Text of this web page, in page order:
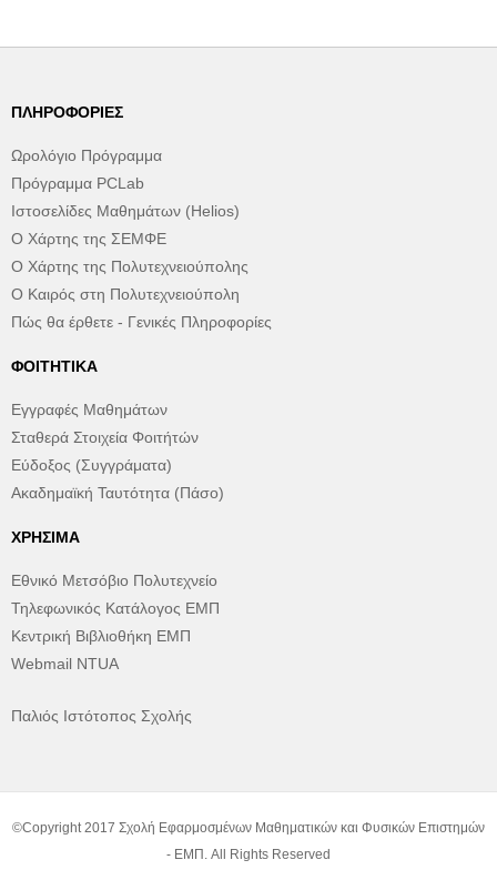
ΠΛΗΡΟΦΟΡΊΕΣ
Ωρολόγιο Πρόγραμμα
Πρόγραμμα PCLab
Ιστοσελίδες Μαθημάτων (Helios)
Ο Χάρτης της ΣΕΜΦΕ
Ο Χάρτης της Πολυτεχνειούπολης
Ο Καιρός στη Πολυτεχνειούπολη
Πώς θα έρθετε - Γενικές Πληροφορίες
ΦΟΙΤΗΤΙΚΆ
Εγγραφές Μαθημάτων
Σταθερά Στοιχεία Φοιτήτών
Εύδοξος (Συγγράματα)
Ακαδημαϊκή Ταυτότητα (Πάσο)
ΧΡΉΣΙΜΑ
Εθνικό Μετσόβιο Πολυτεχνείο
Τηλεφωνικός Κατάλογος ΕΜΠ
Κεντρική Βιβλιοθήκη ΕΜΠ
Webmail NTUA
Παλιός Ιστότοπος Σχολής
©Copyright 2017 Σχολή Εφαρμοσμένων Μαθηματικών και Φυσικών Επιστημών
- ΕΜΠ. All Rights Reserved